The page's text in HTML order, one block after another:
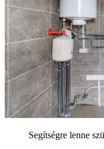
Segítségre lenne